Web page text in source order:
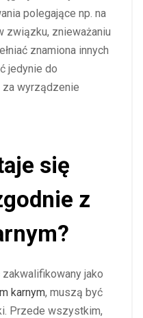
polegające np. na
związku, znieważaniu
znamiona innych
jedynie do
wyrządzenie
się
z
jako
karnym, muszą być
Przede wszystkim,